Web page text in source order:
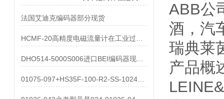
法国艾迪克编码器部分现货
ABB公
酒，汽
瑞典莱
产品概